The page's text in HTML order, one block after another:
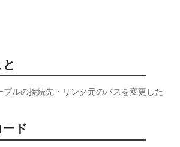
ルの接続先・リンク元のパスを変更した
ード